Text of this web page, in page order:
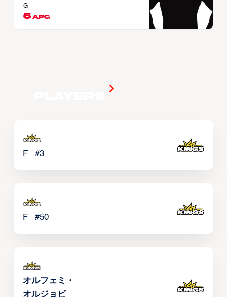
G
5 APG
F #3
F #50
オルフェミ・
オルジョビ